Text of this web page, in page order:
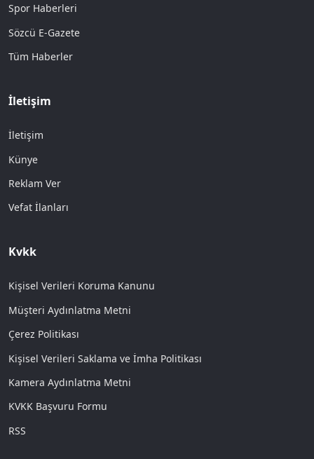
Spor Haberleri
Sözcü E-Gazete
Tüm Haberler
İletişim
İletişim
Künye
Reklam Ver
Vefat İlanları
Kvkk
Kişisel Verileri Koruma Kanunu
Müşteri Aydınlatma Metni
Çerez Politikası
Kişisel Verileri Saklama ve İmha Politikası
Kamera Aydınlatma Metni
KVKK Başvuru Formu
RSS